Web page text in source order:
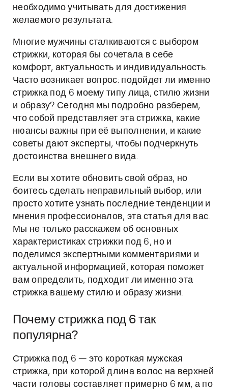
необходимо учитывать для достижения
желаемого результата.
Многие мужчины сталкиваются с выбором
стрижки, которая бы сочетала в себе
комфорт, актуальность и индивидуальность.
Часто возникает вопрос: подойдет ли именно
стрижка под 6 моему типу лица, стилю жизни
и образу? Сегодня мы подробно разберем,
что собой представляет эта стрижка, какие
нюансы важны при её выполнении, и какие
советы дают эксперты, чтобы подчеркнуть
достоинства внешнего вида.
Если вы хотите обновить свой образ, но
боитесь сделать неправильный выбор, или
просто хотите узнать последние тенденции и
мнения профессионалов, эта статья для вас.
Мы не только расскажем об основных
характеристиках стрижки под 6, но и
поделимся экспертными комментариями и
актуальной информацией, которая поможет
вам определить, подходит ли именно эта
стрижка вашему стилю и образу жизни.
Почему стрижка под 6 так
популярна?
Стрижка под 6 — это короткая мужская
стрижка, при которой длина волос на верхней
части головы составляет примерно 6 мм, а по